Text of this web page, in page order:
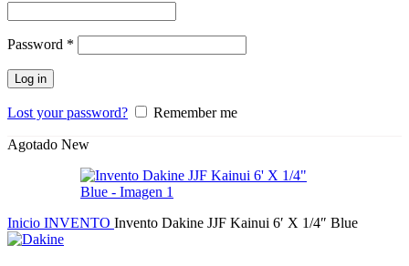
Password *
Log in
Lost your password? Remember me
Agotado New
Inicio INVENTO Invento Dakine JJF Kainui 6′ X 1/4″ Blue